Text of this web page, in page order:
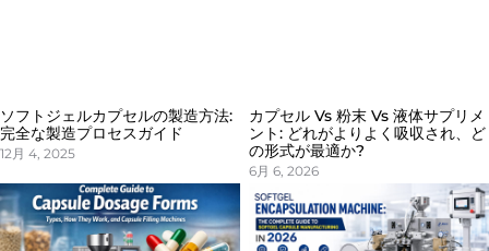
ソフトジェルカプセルの製造方法:
完全な製造プロセスガイド
12月 4, 2025
カプセル Vs 粉末 Vs 液体サプリメ
ント: どれがよりよく吸収され、ど
の形式が最適か?
6月 6, 2026